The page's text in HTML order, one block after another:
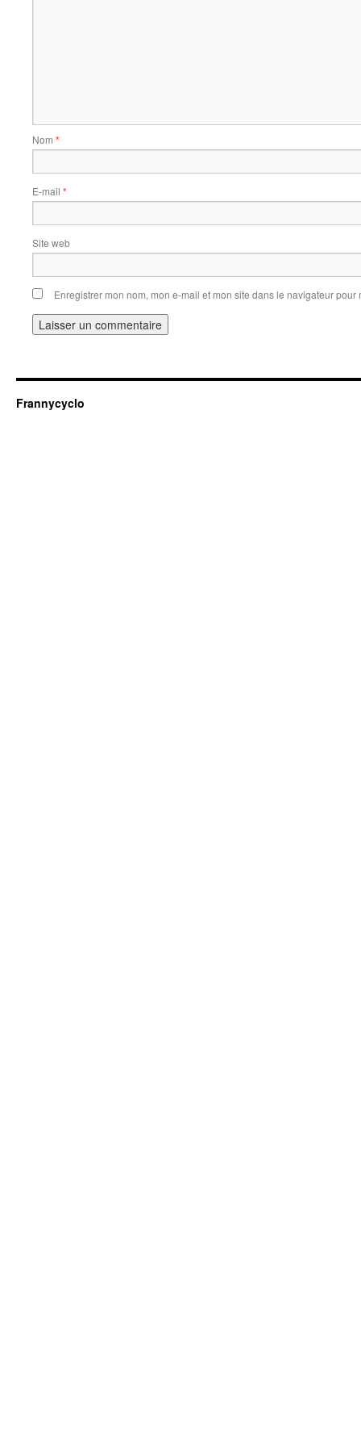
Nom *
E-mail *
Site web
Enregistrer mon nom, mon e-mail et mon site dans le navigateur
Frannycyclo